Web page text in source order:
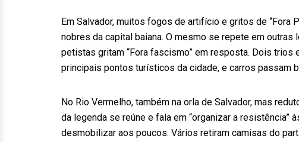
Em Salvador, muitos fogos de artifício e gritos de “Fora
nobres da capital baiana. O mesmo se repete em
petistas gritam “Fora fascismo” em resposta. Dois trios
principais pontos turísticos da cidade, e carros passam
No Rio Vermelho, também na orla de Salvador, mas
da legenda se reúne e fala em “organizar a resistência”
desmobilizar aos poucos. Vários retiram camisas do